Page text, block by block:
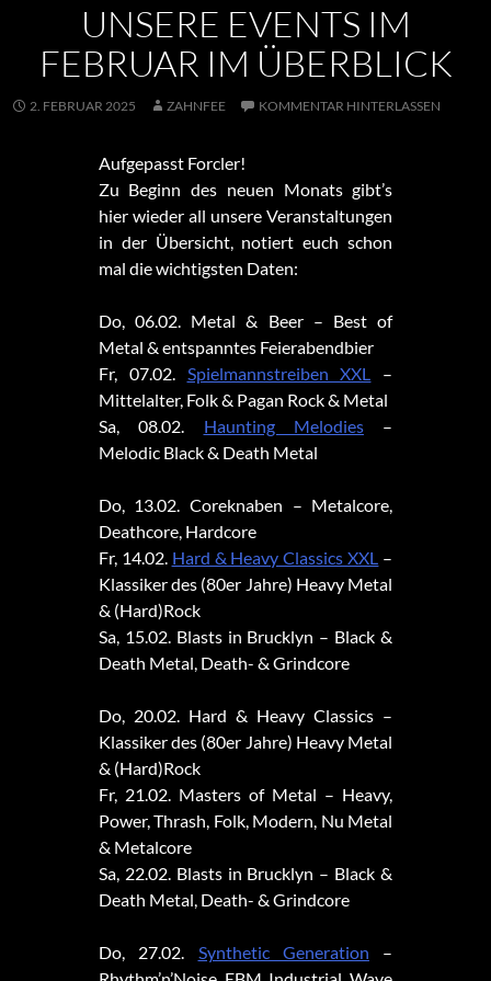
UNSERE EVENTS IM
FEBRUAR IM ÜBERBLICK
2. FEBRUAR 2025 ZAHNFEE KOMMENTAR HINTERLASSEN
Aufgepasst Forcler!
Zu Beginn des neuen Monats gibt’s
hier wieder all unsere Veranstaltungen
in der Übersicht, notiert euch schon
mal die wichtigsten Daten:
Do, 06.02. Metal & Beer – Best of
Metal & entspanntes Feierabendbier
Fr, 07.02. Spielmannstreiben XXL –
Mittelalter, Folk & Pagan Rock & Metal
Sa, 08.02. Haunting Melodies–
Melodic Black & Death Metal
Do, 13.02. Coreknaben – Metalcore,
Deathcore, Hardcore
Fr, 14.02. Hard & Heavy Classics XXL –
Klassiker des (80er Jahre) Heavy Metal
& (Hard)Rock
Sa, 15.02. Blasts in Brucklyn – Black &
Death Metal, Death- & Grindcore
Do, 20.02. Hard & Heavy Classics –
Klassiker des (80er Jahre) Heavy Metal
& (Hard)Rock
Fr, 21.02. Masters of Metal – Heavy,
Power, Thrash, Folk, Modern, Nu Metal
& Metalcore
Sa, 22.02. Blasts in Brucklyn – Black &
Death Metal, Death- & Grindcore
Do, 27.02. Synthetic Generation –